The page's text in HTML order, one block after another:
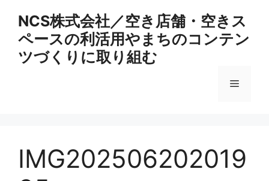
NCS株式会社／空き店舗・空きス
ペースの利活用やまちのコンテン
ツづくりに取り組む
メ
ュ
IMG202506202019